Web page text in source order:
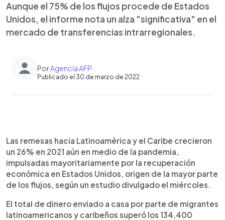
Aunque el 75% de los flujos procede de Estados
Unidos, el informe nota un alza "significativa" en el
mercado de transferencias intrarregionales.
PorAgencia AFP
Publicado el 30 de marzo de 2022
Escuchar artículo
Las remesas hacia Latinoamérica y el Caribe crecieron
un 26% en 2021 aún en medio de la pandemia,
impulsadas mayoritariamente por la recuperación
económica en Estados Unidos, origen de la mayor parte
de los flujos, según un estudio divulgado el miércoles.
El total de dinero enviado a casa por parte de migrantes
latinoamericanos y caribeños superó los 134,400